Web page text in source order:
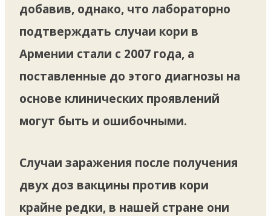
добавив, однако, что лабораторно
подтверждать случаи кори в
Армении стали с 2007 года, а
поставленные до этого диагнозы на
основе клинических проявлений
могут быть и ошибочными.
Случаи заражения после получения
двух доз вакцины против кори
крайне редки, в нашей стране они